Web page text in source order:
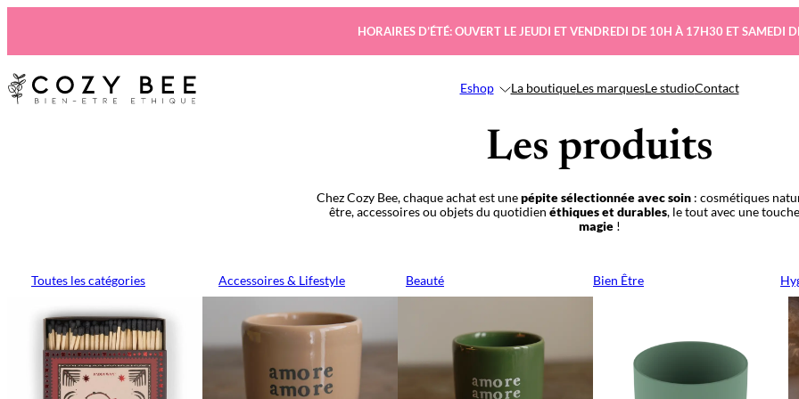
HORAIRES D’ÉTÉ: OUVERT LE JEUDI ET VENDREDI DE 10H À 17H30 ET SAMEDI
Eshop La boutiqueLes marquesLe studioContact
Les produits
Chez Cozy Bee, chaque achat est unepépite sélectionnée avec soin: cosmétiques
être, accessoires ou objets du quotidien éthiques et durables, le tout avec une
magie!
Toutes les catégories Accessoires & Lifestyle Beauté Bien Être